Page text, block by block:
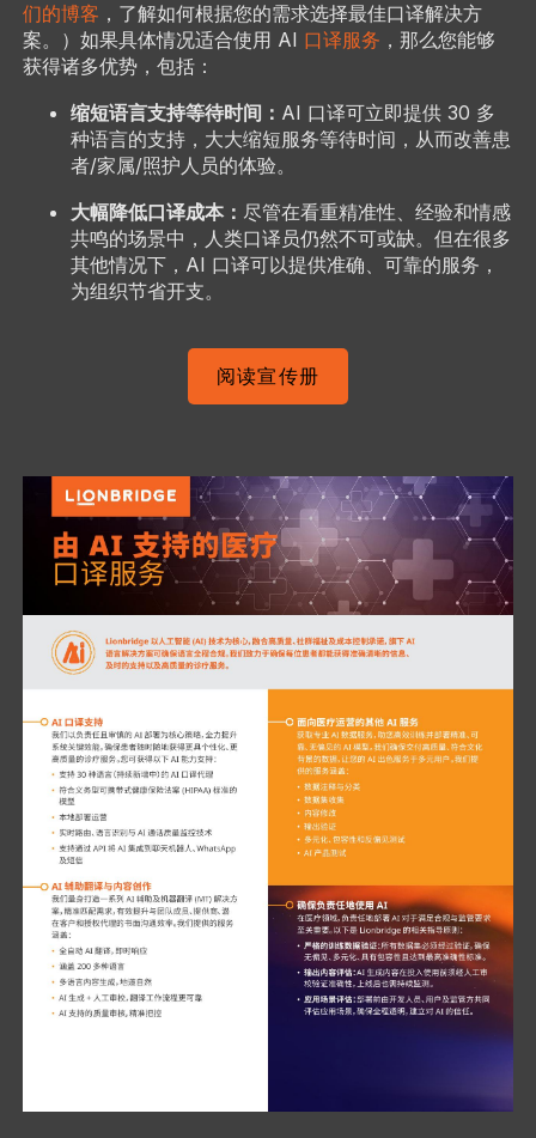
们的博客 ，了解如何根据您的需求选择最佳口译解决方
案。）如果具体情况适合使用 AI 口译服务 ，那么您能够
获得诸多优势，包括：
缩短语言支持等待时间： AI 口译可立即提供 30 多
种语言的支持，大大缩短服务等待时间，从而改善患
者/家属/照护人员的体验。
大幅降低口译成本： 尽管在看重精准性、经验和情感
共鸣的场景中，人类口译员仍然不可或缺。但在很多
其他情况下，AI 口译可以提供准确、可靠的服务，
为组织节省开支。
阅读宣传册